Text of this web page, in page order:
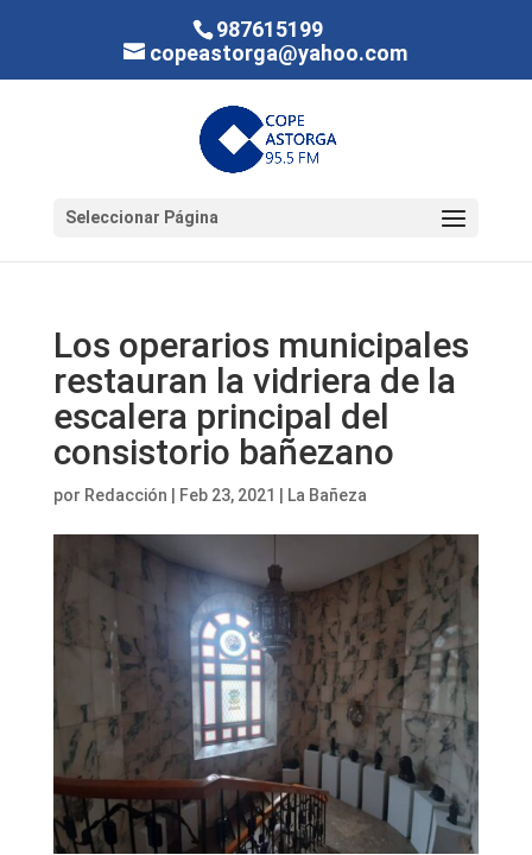
987615199
copeastorga@yahoo.com
Seleccionar Página
Los operarios municipales
restauran la vidriera de la
escalera principal del
consistorio bañezano
por Redacción Feb 23, 2021 La Bañeza